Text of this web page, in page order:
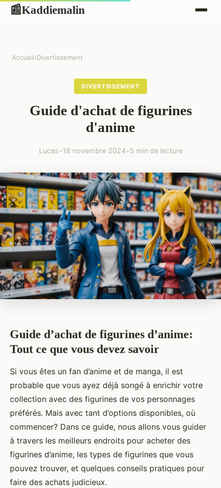
📰Kaddiemalin
Accueil›Divertissement
DIVERTISSEMENT
Guide d'achat de figurines
d'anime
Lucas•18 novembre 2024•5 min de lecture
Guide d’achat de figurines d’anime:
Tout ce que vous devez savoir
Si vous êtes un fan d’anime et de manga, il est
probable que vous ayez déjà songé à enrichir votre
collection avec des figurines de vos personnages
préférés. Mais avec tant d’options disponibles, où
commencer? Dans ce guide, nous allons vous guider
à travers les meilleurs endroits pour acheter des
figurines d’anime, les types de figurines que vous
pouvez trouver, et quelques conseils pratiques pour
faire des achats judicieux.